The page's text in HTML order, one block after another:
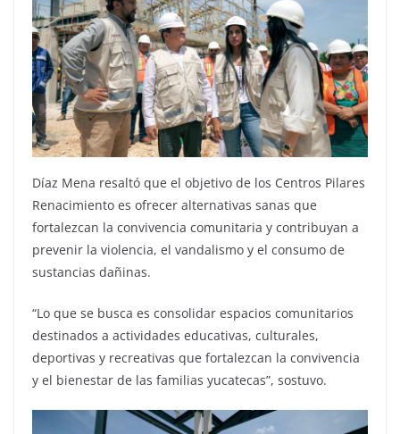
Díaz Mena resaltó que el objetivo de los Centros Pilares
Renacimiento es ofrecer alternativas sanas que
fortalezcan la convivencia comunitaria y contribuyan a
prevenir la violencia, el vandalismo y el consumo de
sustancias dañinas.
“Lo que se busca es consolidar espacios comunitarios
destinados a actividades educativas, culturales,
deportivas y recreativas que fortalezcan la convivencia
y el bienestar de las familias yucatecas”, sostuvo.